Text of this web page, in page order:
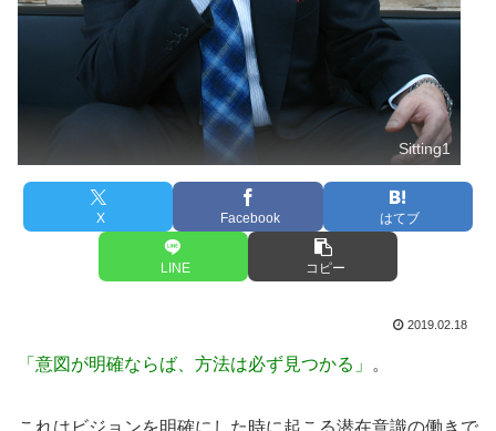
Sitting1
X Facebook はてブ
LINE コピー
2019.02.18
「意図が明確ならば、方法は必ず見つかる」 。
これはビジョンを明確にした時に起こる潜在意識の働きで